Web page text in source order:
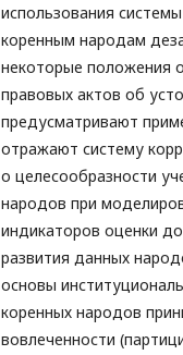
использования
коренным народам
некоторые положения
правовых актов об
предусматривают
отражают систему
о целесообразности
народов при
индикаторов оценки
развития данных
основы
коренных народов
вовлеченности